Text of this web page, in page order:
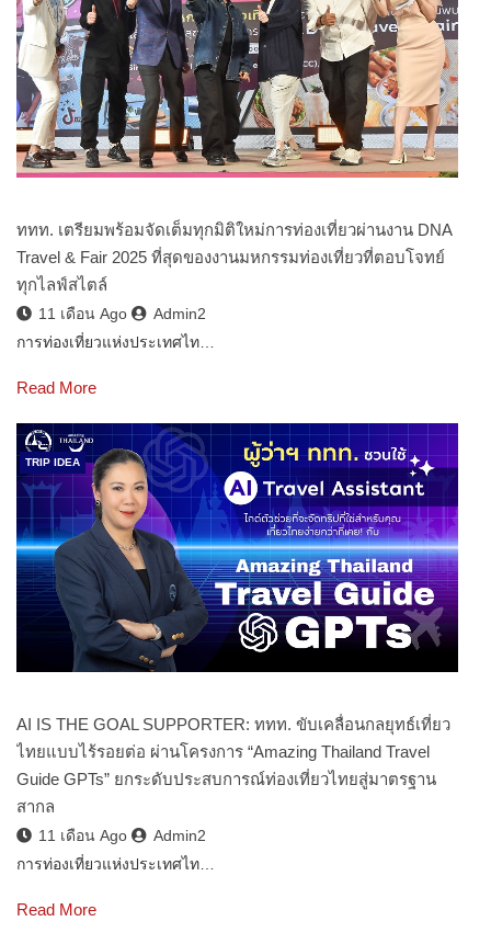
ททท. เตรียมพร้อมจัดเต็มทุกมิติใหม่การท่องเที่ยวผ่านงาน DNA
Travel & Fair 2025 ที่สุดของงานมหกรรมท่องเที่ยวที่ตอบโจทย์
ทุกไลฟ์สไตล์
11 เดือน Ago
Admin2
การท่องเที่ยวแห่งประเทศไท…
Read More
TRIP IDEA
AI IS THE GOAL SUPPORTER: ททท. ขับเคลื่อนกลยุทธ์เที่ยว
ไทยแบบไร้รอยต่อ ผ่านโครงการ “Amazing Thailand Travel
Guide GPTs” ยกระดับประสบการณ์ท่องเที่ยวไทยสู่มาตรฐาน
สากล
11 เดือน Ago
Admin2
การท่องเที่ยวแห่งประเทศไท…
Read More